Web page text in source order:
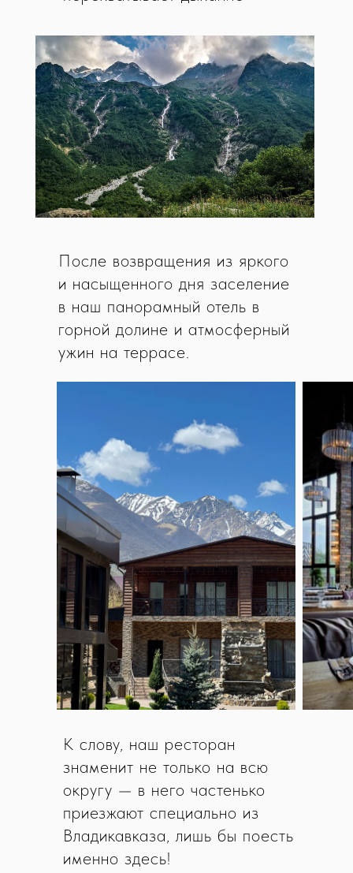
После возвращения из яркого
и насыщенного дня заселение
в наш панорамный отель в
горной долине и атмосферный
ужин на террасе.
К слову, наш ресторан
знаменит не только на всю
округу — в него частенько
приезжают специально из
Владикавказа, лишь бы поесть
именно здесь!